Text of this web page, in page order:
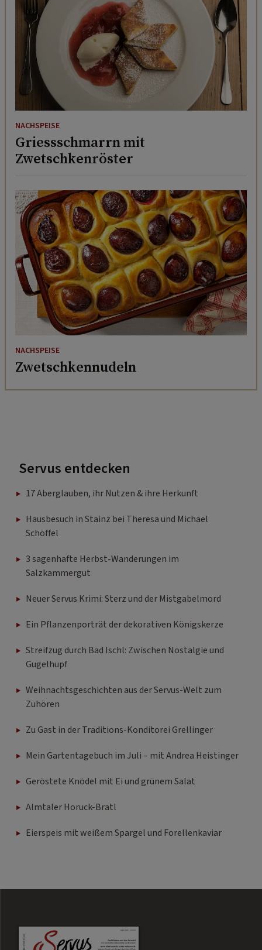
NACHSPEISE
Griessschmarrn mit
Zwetschkenröster
NACHSPEISE
Zwetschkennudeln
Servus entdecken
17 Aberglauben, ihr Nutzen & ihre Herkunft
Hausbesuch in Stainz bei Theresa und Michael
Schöffel
3 sagenhafte Herbst-Wanderungen im
Salzkammergut
Neuer Servus Krimi: Sterz und der Mistgabelmord
Ein Pflanzenporträt der dekorativen Königskerze
Streifzug durch Bad Ischl: Zwischen Nostalgie und
Gugelhupf
Weihnachtsgeschichten aus der Servus-Welt zum
Zuhören
Zu Gast in der Traditions-Konditorei Grellinger
Mein Gartentagebuch im Juli – mit Andrea Heistinger
Geröstete Knödel mit Ei und grünem Salat
Almtaler Horuck-Bratl
Eierspeis mit weißem Spargel und Forellenkaviar